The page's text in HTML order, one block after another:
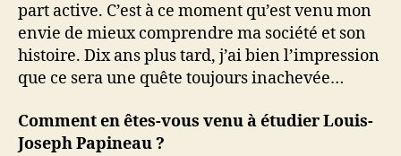
part active. C’est à ce moment qu’est venu mon
envie de mieux comprendre ma société et son
histoire. Dix ans plus tard, j’ai bien l’impression
que ce sera une quête toujours inachevée…
Comment en êtes-vous venu à étudier Louis-
Joseph Papineau ?